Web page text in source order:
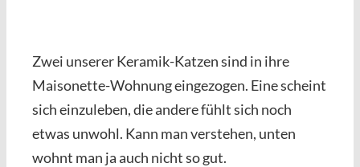
Zwei unserer Keramik-Katzen sind in ihre
Maisonette-Wohnung eingezogen. Eine scheint
sich einzuleben, die andere fühlt sich noch
etwas unwohl. Kann man verstehen, unten
wohnt man ja auch nicht so gut.